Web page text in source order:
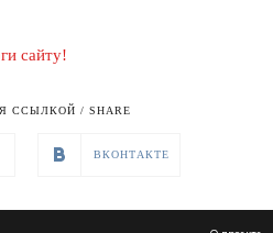
сайту!
ССЫЛКОЙ / SHARE
ВКОНТАКТЕ